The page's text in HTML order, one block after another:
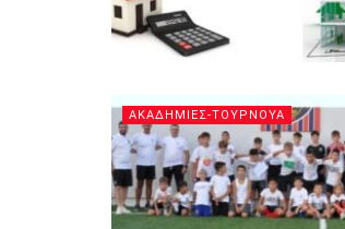
ΑΚΑΔΗΜΙΕΣ-ΤΟΥΡΝΟΥΑ